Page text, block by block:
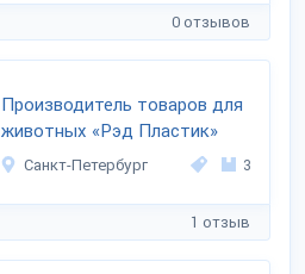
0 отзывов
Производитель товаров для
животных «Рэд Пластик»
Санкт-Петербург 3
1 отзыв